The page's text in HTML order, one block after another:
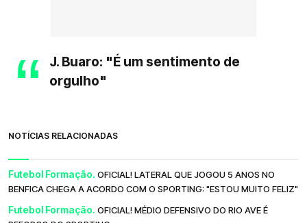
J. Buaro: "É um sentimento de
orgulho"
NOTÍCIAS RELACIONADAS
Futebol Formação. OFICIAL! LATERAL QUE JOGOU 5 ANOS NO
BENFICA CHEGA A ACORDO COM O SPORTING: "ESTOU MUITO FELIZ"
Futebol Formação. OFICIAL! MÉDIO DEFENSIVO DO RIO AVE É